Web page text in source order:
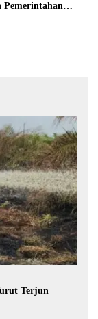
Pemerintahan
Terjun